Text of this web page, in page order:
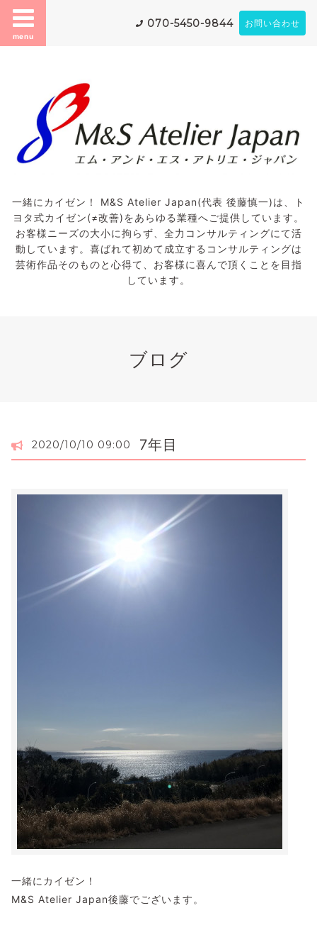
menu
070-5450-9844 お問い合わせ
一緒にカイゼン！ M&S Atelier Japan(代表 後藤慎一)は、ト
ヨタ式カイゼン(≠改善)をあらゆる業種へご提供しています。
お客様ニーズの大小に拘らず、全力コンサルティングにて活
動しています。喜ばれて初めて成立するコンサルティングは
芸術作品そのものと心得て、お客様に喜んで頂くことを目指
しています。
ブログ
2020/10/10 09:00 7年目
一緒にカイゼン！
M&S Atelier Japan後藤でございます。